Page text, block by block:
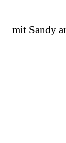
mit Sandy